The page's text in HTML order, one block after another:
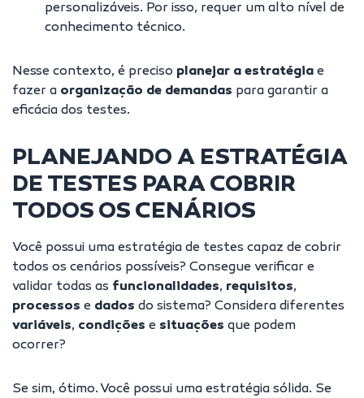
personalizáveis. Por isso, requer um alto nível de
conhecimento técnico.
Nesse contexto, é preciso planejar a estratégia e
fazer a organização de demandas para garantir a
eficácia dos testes.
PLANEJANDO A ESTRATÉGIA
DE TESTES PARA COBRIR
TODOS OS CENÁRIOS
Você possui uma estratégia de testes capaz de cobrir
todos os cenários possíveis? Consegue verificar e
validar todas as funcionalidades, requisitos,
processos e dados do sistema? Considera diferentes
variáveis, condições e situações que podem
ocorrer?
Se sim, ótimo. Você possui uma estratégia sólida. Se